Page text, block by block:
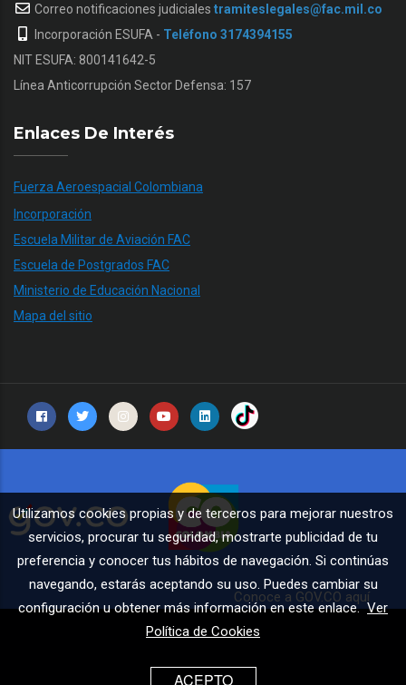
Correo notificaciones judiciales tramiteslegales@fac.mil.co
Incorporación ESUFA - Teléfono 3174394155
NIT ESUFA: 800141642-5
Línea Anticorrupción Sector Defensa: 157
Enlaces De Interés
Fuerza Aeroespacial Colombiana
Incorporación
Escuela Militar de Aviación FAC
Escuela de Postgrados FAC
Ministerio de Educación Nacional
Mapa del sitio
Conoce a GOV.CO aquí
Utilizamos cookies propias y de terceros para mejorar nuestros
servicios, procurar tu seguridad, mostrarte publicidad de tu
preferencia y conocer tus hábitos de navegación. Si continúas
navegando, estarás aceptando su uso. Puedes cambiar su
configuración u obtener más información en este enlace.Ver
Política de Cookies
ACEPTO